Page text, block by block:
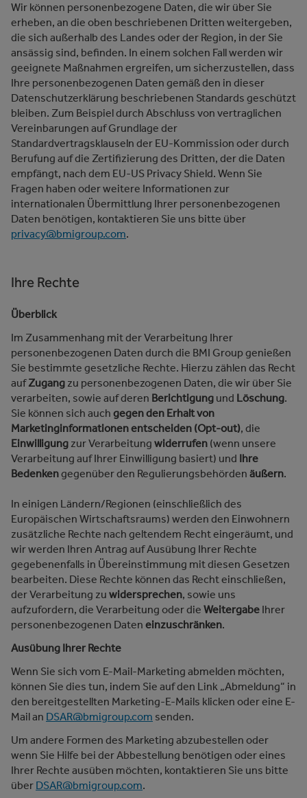
Wir können personenbezogene Daten, die wir über Sie
erheben, an die oben beschriebenen Dritten weitergeben,
die sich außerhalb des Landes oder der Region, in der Sie
ansässig sind, befinden. In einem solchen Fall werden wir
geeignete Maßnahmen ergreifen, um sicherzustellen, dass
Ihre personenbezogenen Daten gemäß den in dieser
Datenschutzerklärung beschriebenen Standards geschützt
bleiben. Zum Beispiel durch Abschluss von vertraglichen
Vereinbarungen auf Grundlage der
Standardvertragsklauseln der EU-Kommission oder durch
Berufung auf die Zertifizierung des Dritten, der die Daten
empfängt, nach dem EU-US Privacy Shield. Wenn Sie
Fragen haben oder weitere Informationen zur
internationalen Übermittlung Ihrer personenbezogenen
Daten benötigen, kontaktieren Sie uns bitte über
privacy@bmigroup.com.
Ihre Rechte
Überblick
Im Zusammenhang mit der Verarbeitung Ihrer
personenbezogenen Daten durch die BMI Group genießen
Sie bestimmte gesetzliche Rechte. Hierzu zählen das Recht
aufZugang zu personenbezogenen Daten, die wir über Sie
verarbeiten, sowie auf deren Berichtigung und Löschung.
Sie können sich auch gegen den Erhalt von
Marketinginformationen entscheiden (Opt-out), die
Einwilligung zur Verarbeitung widerrufen (wenn unsere
Verarbeitung auf Ihrer Einwilligung basiert) und Ihre
Bedenkengegenüber den Regulierungsbehörden äußern.
In einigen Ländern/Regionen (einschließlich des
Europäischen Wirtschaftsraums) werden den Einwohnern
zusätzliche Rechte nach geltendem Recht eingeräumt, und
wir werden Ihren Antrag auf Ausübung Ihrer Rechte
gegebenenfalls in Übereinstimmung mit diesen Gesetzen
bearbeiten. Diese Rechte können das Recht einschließen,
der Verarbeitung zu widersprechen, sowie uns
aufzufordern, die Verarbeitung oder die Weitergabe Ihrer
personenbezogenen Daten einzuschränken.
Ausübung Ihrer Rechte
Wenn Sie sich vom E-Mail-Marketing abmelden möchten,
können Sie dies tun, indem Sie auf den Link „Abmeldung“ in
den bereitgestellten Marketing-E-Mails klicken oder eine E-
Mail an DSAR@bmigroup.com senden.
Um andere Formen des Marketing abzubestellen oder
wenn Sie Hilfe bei der Abbestellung benötigen oder eines
Ihrer Rechte ausüben möchten, kontaktieren Sie uns bitte
über DSAR@bmigroup.com.